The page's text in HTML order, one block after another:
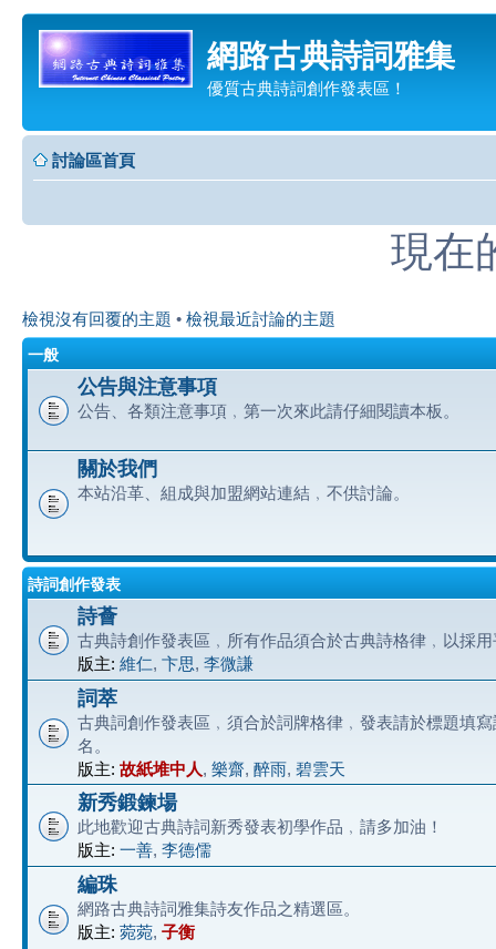
網路古典詩詞雅集
優質古典詩詞創作發表區！
討論區首頁
現在
檢視沒有回覆的主題 • 檢視最近討論的主題
一般
公告與注意事項
公告、各類注意事項﹐第一次來此請仔細閱讀本板。
關於我們
本站沿革、組成與加盟網站連結﹐不供討論。
詩詞創作發表
詩薈
古典詩創作發表區﹐所有作品須合於古典詩格律﹐以採
版主: 維仁, 卞思, 李微謙
詞萃
古典詞創作發表區﹐須合於詞牌格律﹐發表請於標題填
名。
版主: 故紙堆中人, 樂齋, 醉雨, 碧雲天
新秀鍛鍊場
此地歡迎古典詩詞新秀發表初學作品﹐請多加油！
版主: 一善, 李德儒
編珠
網路古典詩詞雅集詩友作品之精選區。
版主: 菀菀, 子衡